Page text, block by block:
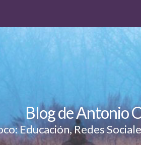
Blog de Antonio
Educación, Redes